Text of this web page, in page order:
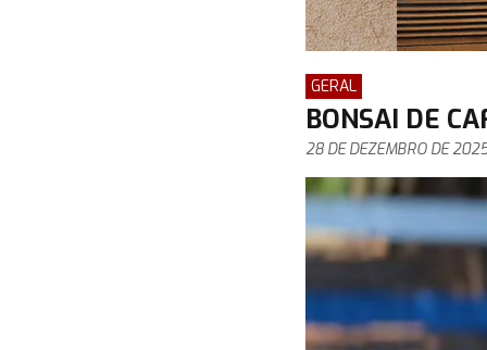
GERAL
BONSAI DE
28 DE DEZEMBRO DE